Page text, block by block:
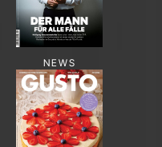
NEWS